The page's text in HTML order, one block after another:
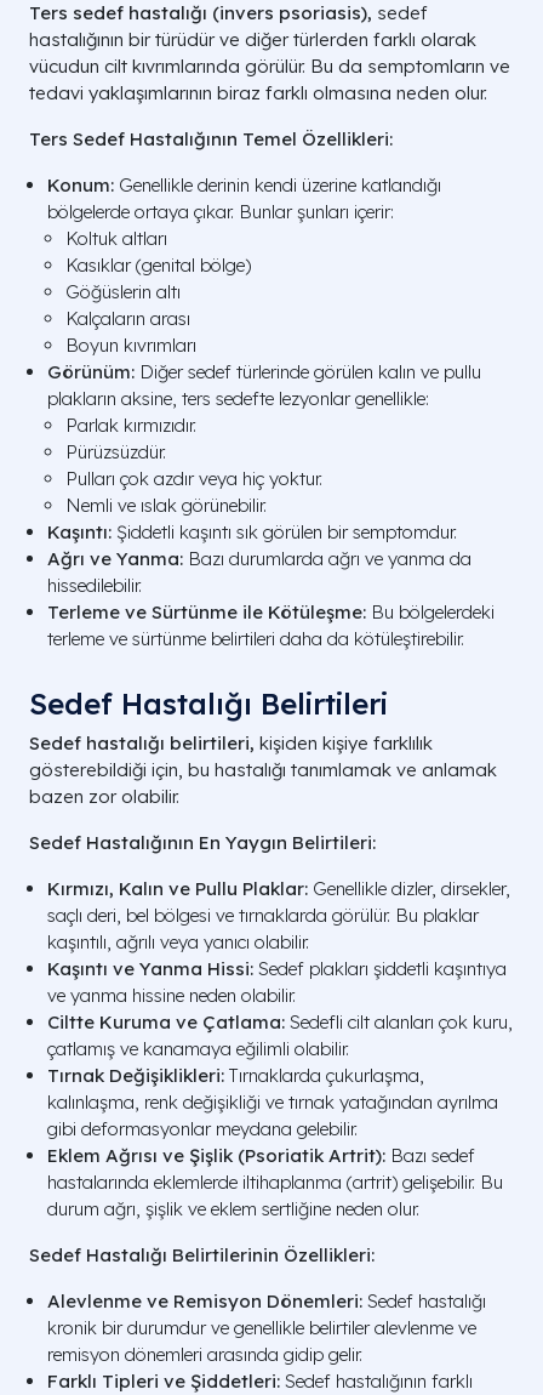
Ters sedef hastalığı (invers psoriasis), sedef
hastalığının bir türüdür ve diğer türlerden farklı olarak
vücudun cilt kıvrımlarında görülür. Bu da semptomların ve
tedavi yaklaşımlarının biraz farklı olmasına neden olur.
Ters Sedef Hastalığının Temel Özellikleri:
Konum: Genellikle derinin kendi üzerine katlandığı
bölgelerde ortaya çıkar. Bunlar şunları içerir:
Koltuk altları
Kasıklar (genital bölge)
Göğüslerin altı
Kalçaların arası
Boyun kıvrımları
Görünüm: Diğer sedef türlerinde görülen kalın ve pullu
plakların aksine, ters sedefte lezyonlar genellikle:
Parlak kırmızıdır.
Pürüzsüzdür.
Pulları çok azdır veya hiç yoktur.
Nemli ve ıslak görünebilir.
Kaşıntı: Şiddetli kaşıntı sık görülen bir semptomdur.
Ağrı ve Yanma: Bazı durumlarda ağrı ve yanma da
hissedilebilir.
Terleme ve Sürtünme ile Kötüleşme: Bu bölgelerdeki
terleme ve sürtünme belirtileri daha da kötüleştirebilir.
Sedef Hastalığı Belirtileri
Sedef hastalığı belirtileri, kişiden kişiye farklılık
gösterebildiği için, bu hastalığı tanımlamak ve anlamak
bazen zor olabilir.
Sedef Hastalığının En Yaygın Belirtileri:
Kırmızı, Kalın ve Pullu Plaklar: Genellikle dizler, dirsekler,
saçlı deri, bel bölgesi ve tırnaklarda görülür. Bu plaklar
kaşıntılı, ağrılı veya yanıcı olabilir.
Kaşıntı ve Yanma Hissi: Sedef plakları şiddetli kaşıntıya
ve yanma hissine neden olabilir.
Ciltte Kuruma ve Çatlama: Sedefli cilt alanları çok kuru,
çatlamış ve kanamaya eğilimli olabilir.
Tırnak Değişiklikleri: Tırnaklarda çukurlaşma,
kalınlaşma, renk değişikliği ve tırnak yatağından ayrılma
gibi deformasyonlar meydana gelebilir.
Eklem Ağrısı ve Şişlik (Psoriatik Artrit): Bazı sedef
hastalarında eklemlerde iltihaplanma (artrit) gelişebilir. Bu
durum ağrı, şişlik ve eklem sertliğine neden olur.
Sedef Hastalığı Belirtilerinin Özellikleri:
Alevlenme ve Remisyon Dönemleri: Sedef hastalığı
kronik bir durumdur ve genellikle belirtiler alevlenme ve
remisyon dönemleri arasında gidip gelir.
Farklı Tipleri ve Şiddetleri: Sedef hastalığının farklı